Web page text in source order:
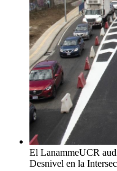
El LanammeUCR
Desnivel en la